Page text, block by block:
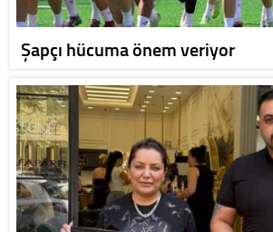
Şapçı hücuma önem veriyor